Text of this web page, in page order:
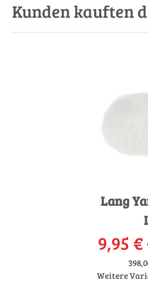
Kunden kauften
Lang
9,95 €
Weitere